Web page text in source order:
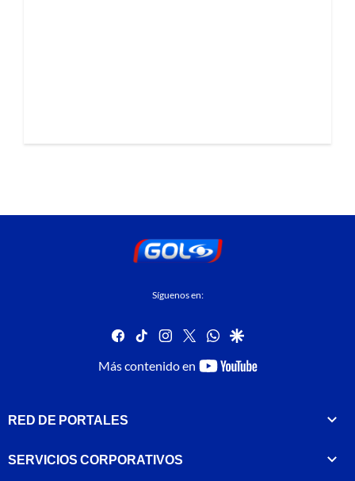
Síguenos en:
facebook
tiktok instagram
twitterwhatsapp
google
Más contenido en
youtube-
RED DE PORTALES
SERVICIOS CORPORATIVOS